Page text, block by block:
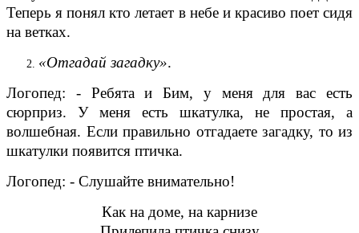
Теперь я понял кто летает в небе и красиво поет сидя
на ветках.
«Отгадай загадку».
Логопед: - Ребята и Бим, у меня для вас есть
сюрприз. У меня есть шкатулка, не простая, а
волшебная. Если правильно отгадаете загадку, то из
шкатулки появится птичка.
Логопед: - Слушайте внимательно!
Как на доме, на карнизе